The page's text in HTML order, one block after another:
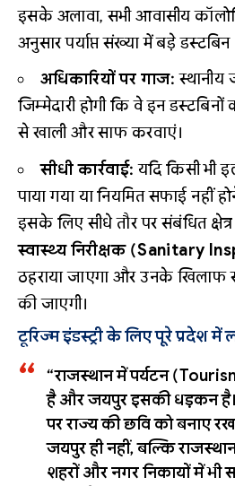
इसके अलावा, सभी आवासीय
अनुसार पर्याप्त संख्या में बड़े
अधिकारियों पर गाज: स्थानीय
जिम्मेदारी होगी कि वे इन डस्टबिनों
से खाली और साफ करवाएं।
सीधी कार्रवाई: यदि किसी भी
पाया गया या नियमित सफाई नहीं
इसके लिए सीधे तौर पर संबंधित
स्वास्थ्य निरीक्षक (Sanitary
ठहराया जाएगा और उनके खिलाफ
की जाएगी।
टूरिज्म इंडस्ट्री के लिए पूरे प्रदेश में
“राजस्थान में पर्यटन
है और जयपुर इसकी धड़कन
पर राज्य की छवि को बनाए
जयपुर ही नहीं, बल्कि
शहरों और नगर निकायों में भी